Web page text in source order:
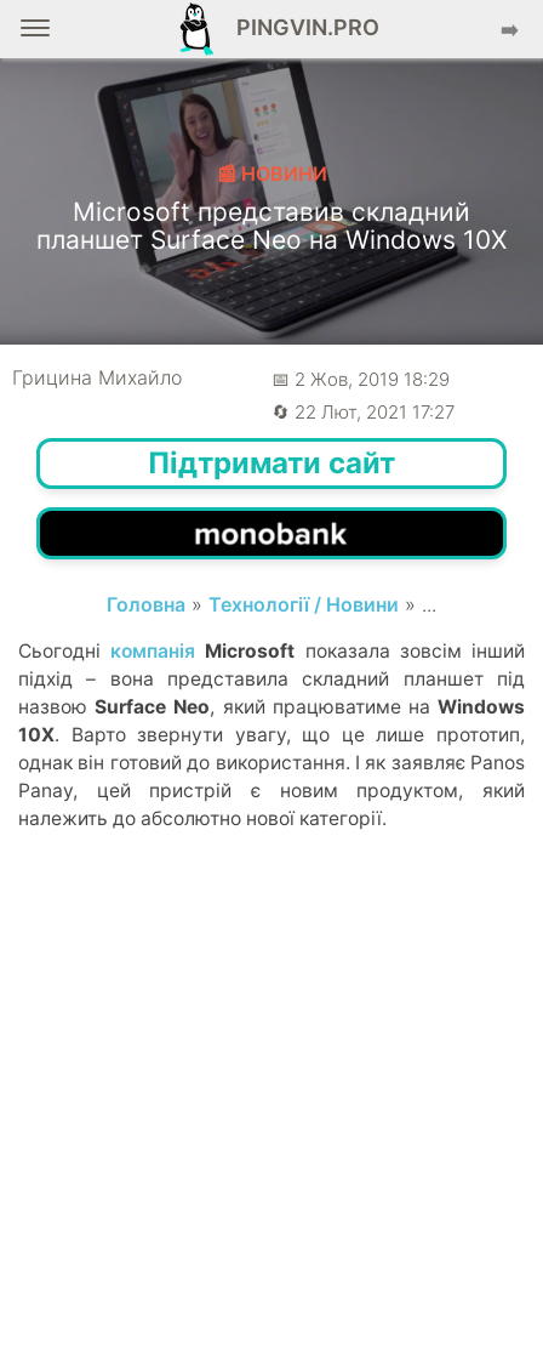
PINGVIN.PRO ➡️
📰 НОВИНИ
Microsoft представив складний
планшет Surface Neo на Windows 10X
Грицина Михайло
📅 2 Жов, 2019 18:29
🔄 22 Лют, 2021 17:27
Підтримати сайт
Головна » Технології / Новини » ...
Сьогодні компанія Microsoft показала зовсім інший
підхід – вона представила складний планшет під
назвоюSurface Neo, який працюватиме наWindows
10X. Варто звернути увагу, що це лише прототип,
однак він готовий до використання. І як заявляє Panos
Panay, цей пристрій є новим продуктом, який
належить до абсолютно нової категорії.